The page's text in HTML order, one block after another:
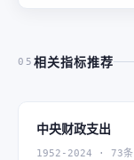
05 相关指标推荐
中央财政支出
1952-2024 · 73条